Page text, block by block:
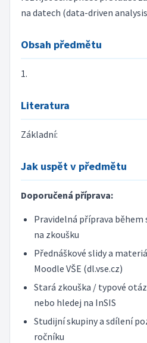
na datech (data-driven
Obsah předmětu
1.
Literatura
Základní:
Jak uspět v předmětu
Doporučená příprava:
Pravidelná příprava
na zkoušku
Přednáškové slidy a
Moodle VŠE (dl.vse.cz)
Stará zkouška / typové
nebo hledej na InSIS
Studijní skupiny a sdílení
ročníku